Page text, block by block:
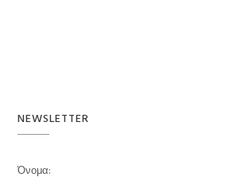
NEWSLETTER
Όνομα: